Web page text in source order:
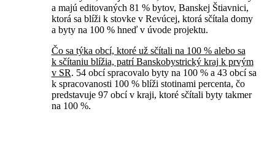
a majú editovaných 81 % bytov, Banskej Štiavnici,
ktorá sa blíži k stovke v Revúcej, ktorá sčítala domy
a byty na 100 % hneď v úvode projektu.
Čo sa týka obcí, ktoré už sčítali na 100 % alebo sa
k sčítaniu blížia, patrí Banskobystrický kraj k prvým
v SR. 54 obcí spracovalo byty na 100 % a 43 obcí sa
k spracovanosti 100 % blíži stotinami percenta, čo
predstavuje 97 obcí v kraji, ktoré sčítali byty takmer
na 100 %.